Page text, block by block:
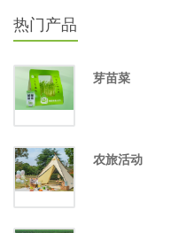
热门产品
芽苗菜
农旅活动